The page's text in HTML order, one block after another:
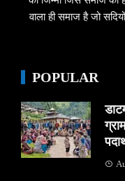
वाला ही समाज है जो
POPULAR